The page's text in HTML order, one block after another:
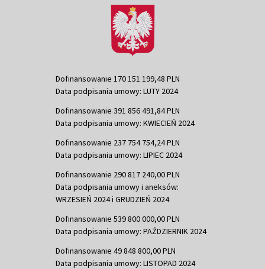
Dofinansowanie 170 151 199,48 PLN
Data podpisania umowy: LUTY 2024
Dofinansowanie 391 856 491,84 PLN
Data podpisania umowy: KWIECIEŃ 2024
Dofinansowanie 237 754 754,24 PLN
Data podpisania umowy: LIPIEC 2024
Dofinansowanie 290 817 240,00 PLN
Data podpisania umowy i aneksów:
WRZESIEŃ 2024 i GRUDZIEŃ 2024
Dofinansowanie 539 800 000,00 PLN
Data podpisania umowy: PAŹDZIERNIK 2024
Dofinansowanie 49 848 800,00 PLN
Data podpisania umowy: LISTOPAD 2024